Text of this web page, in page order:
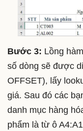
Bước 3: Lồng
số dòng sẽ được
OFFSET), lấy
giá. Sau đó các
danh mục hàng
phẩm là từ ô